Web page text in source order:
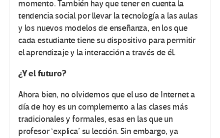
momento. También hay que tener en cuenta la
tendencia social por llevar la tecnología a las aulas
y los nuevos modelos de enseñanza, en los que
cada estudiante tiene su dispositivo para permitir
el aprendizaje y la interacción a través de él.
¿Y el futuro?
Ahora bien, no olvidemos que el uso de Internet a
día de hoy es un complemento a las clases más
tradicionales y formales, esas en las que un
profesor ‘explica’ su lección. Sin embargo, ya